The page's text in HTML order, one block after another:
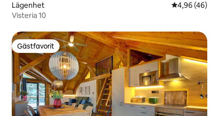
Lägenhet 4,96 av 5 i
4,96 (46)
Visteria 10
Gästfavorit
Gästfavorit